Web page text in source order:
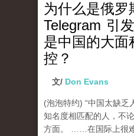
为什么是俄罗
Telegram 引
是中国的大面
控？
文/ Don Evans
(泡泡特约) “中国太缺乏
知名度相匹配的人，不
方面。 ……在国际上很